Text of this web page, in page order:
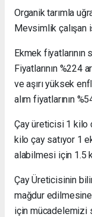
Organik tarımla
Mevsimlik çalışan
Ekmek fiyatlarının
Fiyatlarının %224
ve aşırı yüksek
alım fiyatlarının
Çay üreticisi 1 kilo
kilo çay satıyor 1
alabilmesi için 1.5
Çay Üreticisinin
mağdur
için mücadelemizi